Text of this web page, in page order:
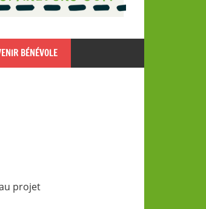
BÉNÉVOLE
projet